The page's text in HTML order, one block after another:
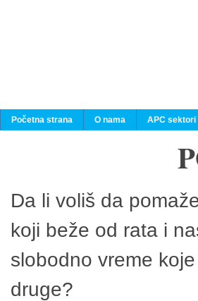
Početna strana O nama APC sektori
Da li voliš da
koji beže od rata i
slobodno vreme
druge?